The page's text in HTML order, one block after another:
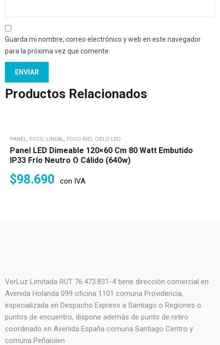
Guarda mi nombre, correo electrónico y web en este navegador
para la próxima vez que comente.
Productos Relacionados
PANEL, FOCO, LINEAL, FOCO RIEL CIELO LED
Panel LED Dimeable 120×60 Cm 80 Watt Embutido
IP33 Frío Neutro O Cálido (640w)
$98.690 con IVA
VerLuz Limitada RUT 76.473.831-4 tiene dirección comercial en
Avenida Holanda 099 oficina 1101 comuna Providencia,
especializada en Despacho Express a Santiago o Regiones o
puntos de encuentro, dispone además de punto de retiro
coordinado en Avenida España comuna Santiago Centro y
comuna Peñalolen